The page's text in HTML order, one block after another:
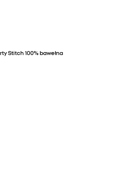
Stitch 100% bawełna